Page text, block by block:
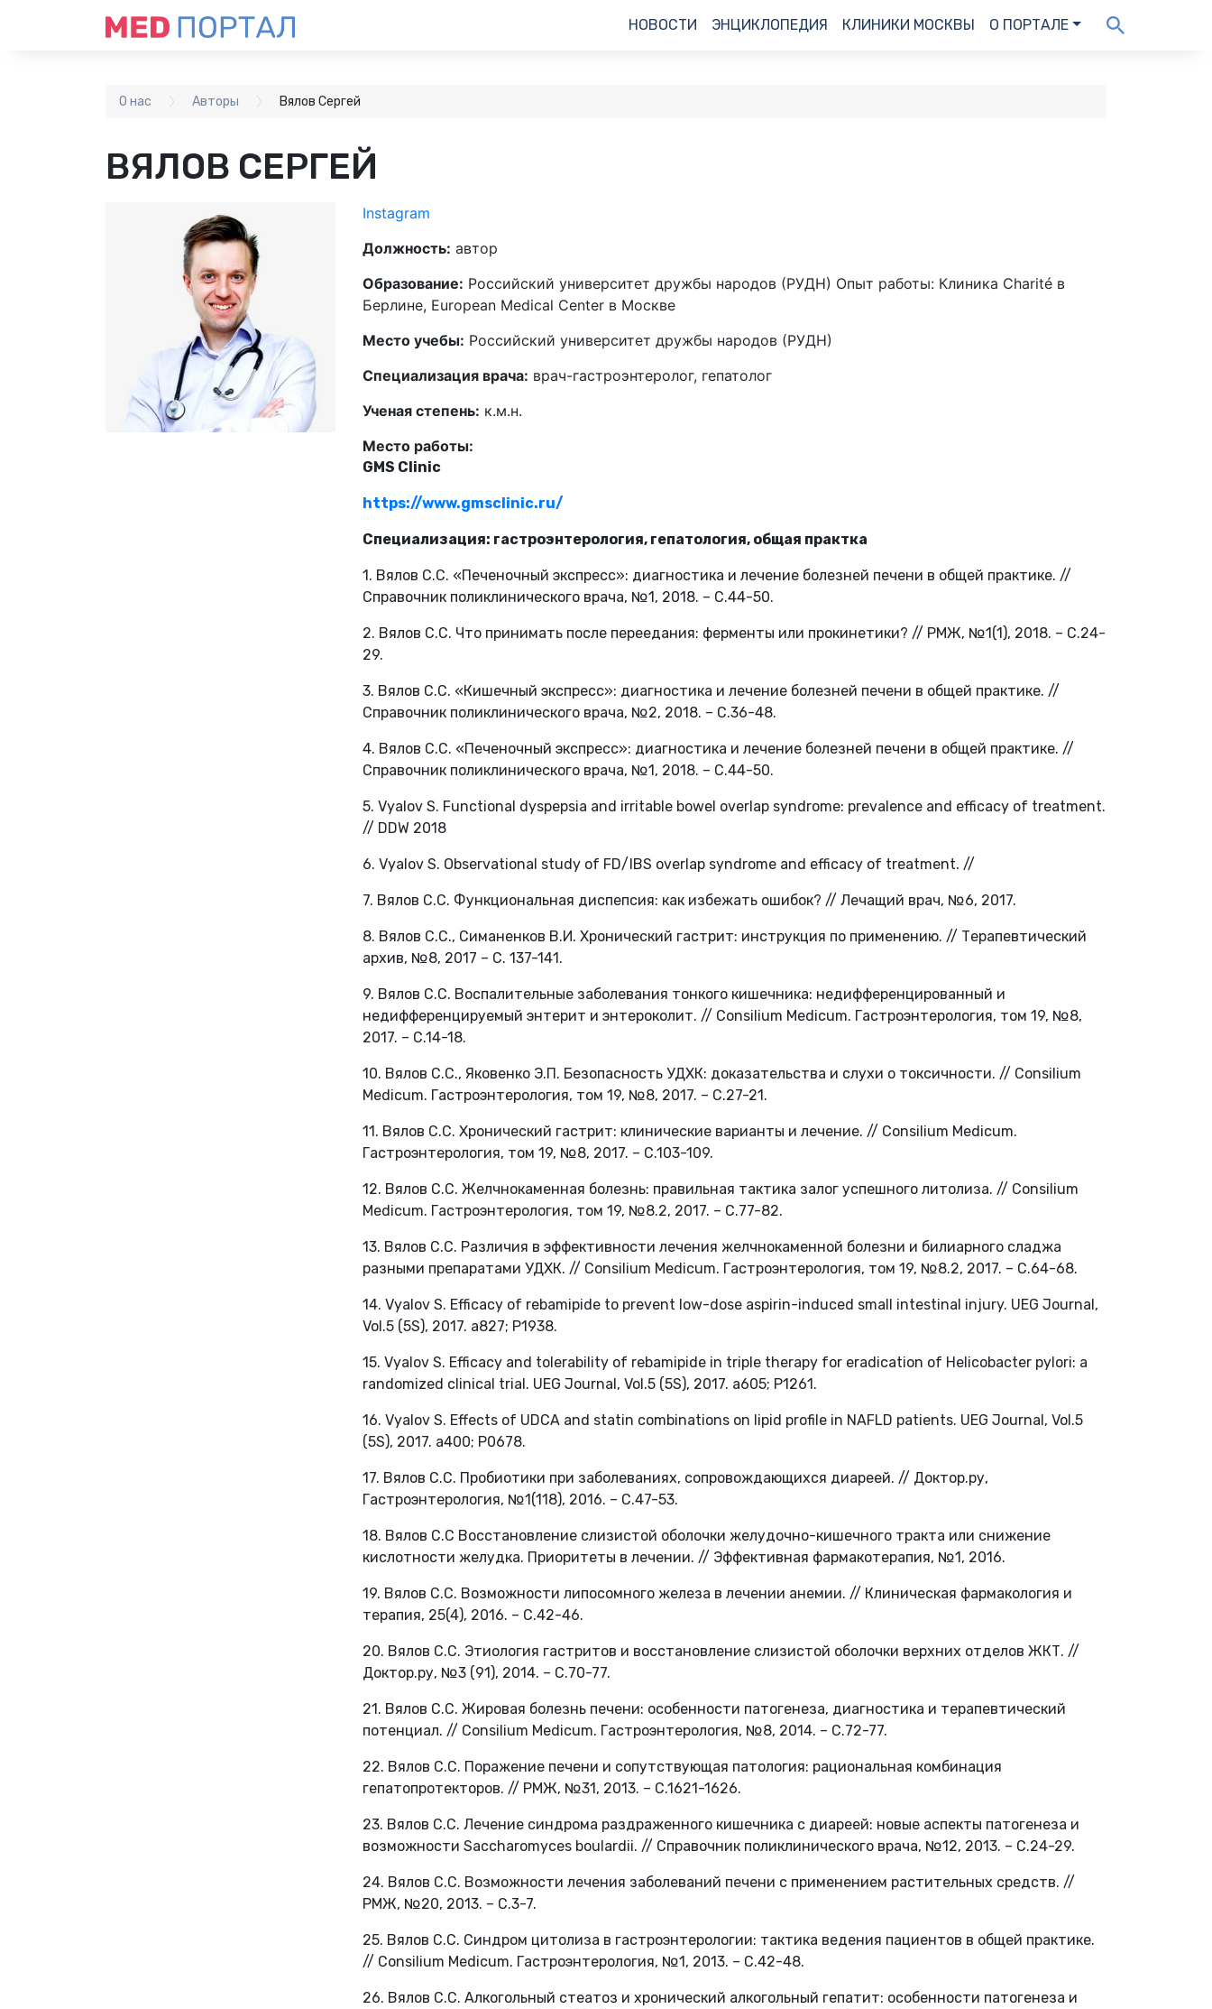
НОВОСТИ ЭНЦИКЛОПЕДИЯ КЛИНИКИ МОСКВЫ О ПОРТАЛЕ
О нас Авторы Вялов Сергей
ВЯЛОВ СЕРГЕЙ
Instagram
Должность: автор
Образование: Российский университет дружбы народов (РУДН) Опыт работы: Клиника Charité в
Берлине, European Medical Center в Москве
Место учебы: Российский университет дружбы народов (РУДН)
Специализация врача: врач-гастроэнтеролог, гепатолог
Ученая степень: к.м.н.
Место работы:
GMS Clinic
https://www.gmsclinic.ru/
Специализация: гастроэнтерология, гепатология, общая практка
1. Вялов С.С. «Печеночный экспресс»: диагностика и лечение болезней печени в общей практике. //
Справочник поликлинического врача, №1, 2018. – С.44-50.
2. Вялов С.С. Что принимать после переедания: ферменты или прокинетики? // РМЖ, №1(1), 2018. – С.24-
29.
3. Вялов С.С. «Кишечный экспресс»: диагностика и лечение болезней печени в общей практике. //
Справочник поликлинического врача, №2, 2018. – C.36-48.
4. Вялов С.С. «Печеночный экспресс»: диагностика и лечение болезней печени в общей практике. //
Справочник поликлинического врача, №1, 2018. – С.44-50.
5. Vyalov S. Functional dyspepsia and irritable bowel overlap syndrome: prevalence and efficacy of treatment.
// DDW 2018
6. Vyalov S. Observational study of FD/IBS overlap syndrome and efficacy of treatment. //
7. Вялов С.С. Функциональная диспепсия: как избежать ошибок? // Лечащий врач, №6, 2017.
8. Вялов С.С., Симаненков В.И. Хронический гастрит: инструкция по применению. // Терапевтический
архив, №8, 2017 – С. 137-141.
9. Вялов С.С. Воспалительные заболевания тонкого кишечника: недифференцированный и
недифференцируемый энтерит и энтероколит. // Consilium Medicum. Гастроэнтерология, том 19, №8,
2017. – С.14-18.
10. Вялов С.С., Яковенко Э.П. Безопасность УДХК: доказательства и слухи о токсичности. // Consilium
Medicum. Гастроэнтерология, том 19, №8, 2017. – С.27-21.
11. Вялов С.С. Хронический гастрит: клинические варианты и лечение. // Consilium Medicum.
Гастроэнтерология, том 19, №8, 2017. – С.103-109.
12. Вялов С.С. Желчнокаменная болезнь: правильная тактика залог успешного литолиза. // Consilium
Medicum. Гастроэнтерология, том 19, №8.2, 2017. – С.77-82.
13. Вялов С.С. Различия в эффективности лечения желчнокаменной болезни и билиарного сладжа
разными препаратами УДХК. // Consilium Medicum. Гастроэнтерология, том 19, №8.2, 2017. – С.64-68.
14. Vyalov S. Efficacy of rebamipide to prevent low-dose aspirin-induced small intestinal injury. UEG Journal,
Vol.5 (5S), 2017. a827; P1938.
15. Vyalov S. Efficacy and tolerability of rebamipide in triple therapy for eradication of Helicobacter pylori: a
randomized clinical trial. UEG Journal, Vol.5 (5S), 2017. a605; P1261.
16. Vyalov S. Effects of UDCA and statin combinations on lipid profile in NAFLD patients. UEG Journal, Vol.5
(5S), 2017. a400; P0678.
17. Вялов С.С. Пробиотики при заболеваниях, сопровождающихся диареей. // Доктор.ру,
Гастроэнтерология, №1(118), 2016. – С.47-53.
18. Вялов С.С Восстановление слизистой оболочки желудочно-кишечного тракта или снижение
кислотности желудка. Приоритеты в лечении. // Эффективная фармакотерапия, №1, 2016.
19. Вялов С.С. Возможности липосомного железа в лечении анемии. // Клиническая фармакология и
терапия, 25(4), 2016. – С.42-46.
20. Вялов С.С. Этиология гастритов и восстановление слизистой оболочки верхних отделов ЖКТ. //
Доктор.ру, №3 (91), 2014. – С.70-77.
21. Вялов С.С. Жировая болезнь печени: особенности патогенеза, диагностика и терапевтический
потенциал. // Consilium Medicum. Гастроэнтерология, №8, 2014. – С.72-77.
22. Вялов С.С. Поражение печени и сопутствующая патология: рациональная комбинация
гепатопротекторов. // РМЖ, №31, 2013. – С.1621-1626.
23. Вялов С.С. Лечение синдрома раздраженного кишечника с диареей: новые аспекты патогенеза и
возможности Saccharomyces boulardii. // Справочник поликлинического врача, №12, 2013. – С.24-29.
24. Вялов С.С. Возможности лечения заболеваний печени с применением растительных средств. //
РМЖ, №20, 2013. – С.3-7.
25. Вялов С.С. Синдром цитолиза в гастроэнтерологии: тактика ведения пациентов в общей практике.
// Consilium Medicum. Гастроэнтерология, №1, 2013. – С.42-48.
26. Вялов С.С. Алкогольный стеатоз и хронический алкогольный гепатит: особенности патогенеза и